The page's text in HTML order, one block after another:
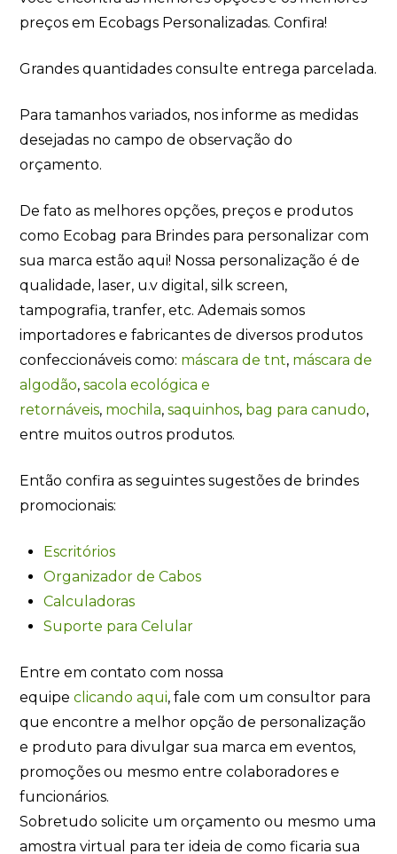
preços em Ecobags Personalizadas. Confira!
Grandes quantidades consulte entrega parcelada.
Para tamanhos variados, nos informe as medidas
desejadas no campo de observação do
orçamento.
De fato as melhores opções, preços e produtos
como Ecobag para Brindes para personalizar com
sua marca estão aqui! Nossa personalização é de
qualidade, laser, u.v digital, silk screen,
tampografia, tranfer, etc. Ademais somos
importadores e fabricantes de diversos produtos
confeccionáveis como: máscara de tnt, máscara de
algodão,sacola ecológica e
retornáveis, mochila,saquinhos, bag para canudo,
entre muitos outros produtos.
Então confira as seguintes sugestões de brindes
promocionais:
Escritórios
Organizador de Cabos
Calculadoras
Suporte para Celular
Entre em contato com nossa
equipeclicando aqui, fale com um consultor para
que encontre a melhor opção de personalização
e produto para divulgar sua marca em eventos,
promoções ou mesmo entre colaboradores e
funcionários.
Sobretudo solicite um orçamento ou mesmo uma
amostra virtual para ter ideia de como ficaria sua